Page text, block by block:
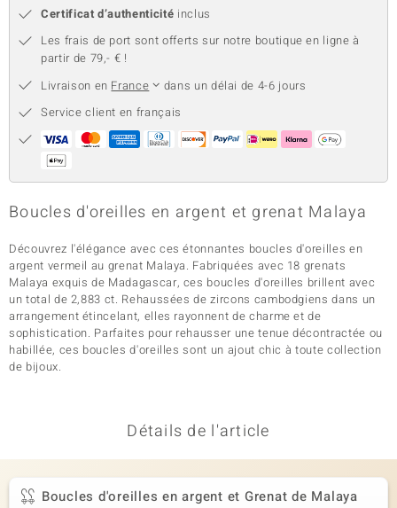
Certificat d’authenticité inclus
Les frais de port sont offerts sur notre boutique en ligne à
partir de 79,- € !
Livraison en France
dans un délai de 4-6 jours
Service client en français
Boucles d'oreilles en argent et grenat Malaya
Découvrez l'élégance avec ces étonnantes boucles d'oreilles en
argent vermeil au grenat Malaya. Fabriquées avec 18 grenats
Malaya exquis de Madagascar, ces boucles d'oreilles brillent avec
un total de 2,883 ct. Rehaussées de zircons cambodgiens dans un
arrangement étincelant, elles rayonnent de charme et de
sophistication. Parfaites pour rehausser une tenue décontractée ou
habillée, ces boucles d'oreilles sont un ajout chic à toute collection
de bijoux.
Détails de l'article
Boucles d'oreilles en argent et Grenat de Malaya